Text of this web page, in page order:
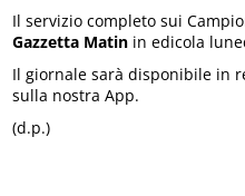
Il servizio completo sui
Gazzetta Matin in edicola
Il giornale sarà disponibile in
sulla nostra App.
(d.p.)